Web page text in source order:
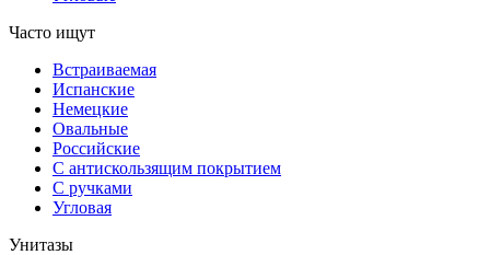
Часто ищут
Встраиваемая
Испанские
Немецкие
Овальные
Российские
С антискользящим покрытием
С ручками
Угловая
Унитазы